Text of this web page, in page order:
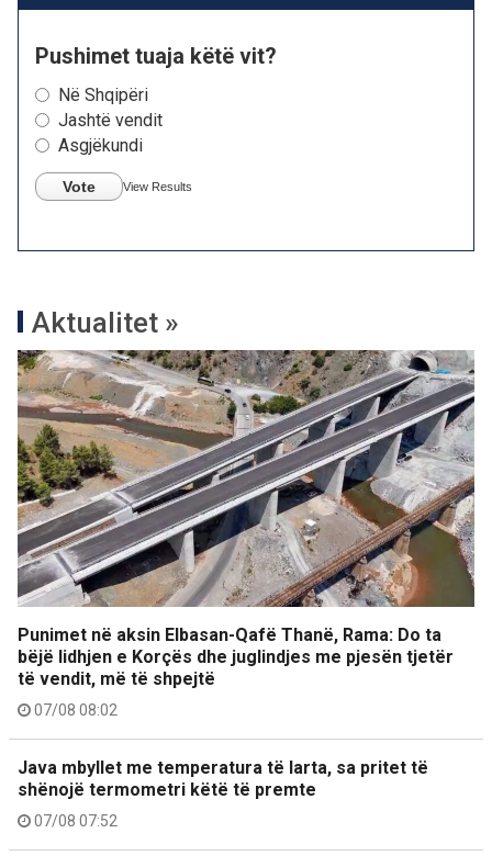
Pushimet tuaja këtë vit?
Në Shqipëri
Jashtë vendit
Asgjëkundi
Vote View Results
Aktualitet »
Punimet në aksin Elbasan-Qafë Thanë, Rama: Do ta
bëjë lidhjen e Korçës dhe juglindjes me pjesën tjetër
të vendit, më të shpejtë
07/08 08:02
Java mbyllet me temperatura të larta, sa pritet të
shënojë termometri këtë të premte
07/08 07:52